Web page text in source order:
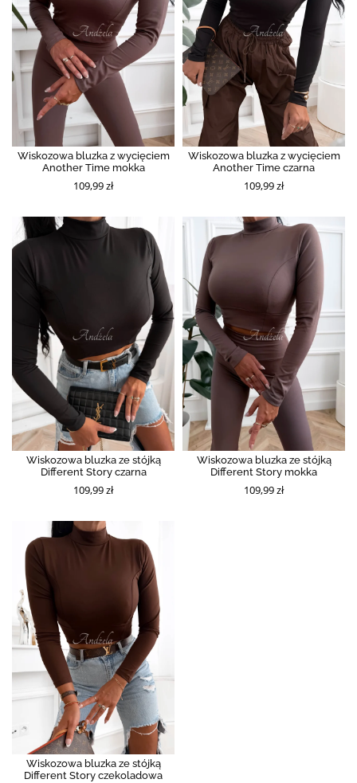
Wiskozowa bluzka z wycięciem
Another Time mokka
109,99 zł
Wiskozowa bluzka z wycięciem
Another Time czarna
109,99 zł
Wiskozowa bluzka ze stójką
Different Story czarna
109,99 zł
Wiskozowa bluzka ze stójką
Different Story mokka
109,99 zł
Wiskozowa bluzka ze stójką
Different Story czekoladowa